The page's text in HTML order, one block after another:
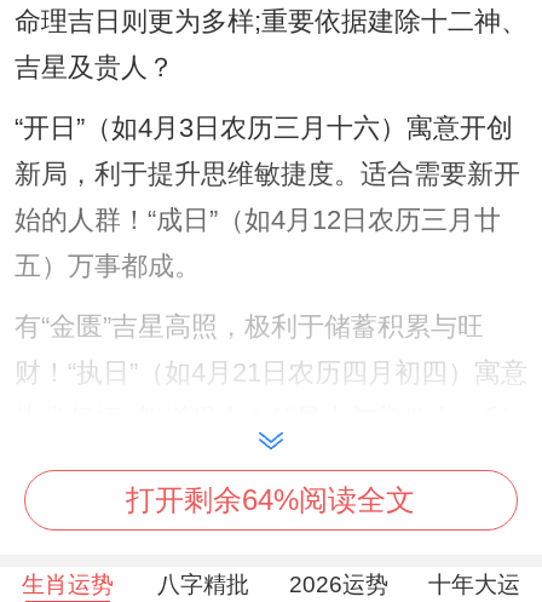
命理吉日则更为多样;重要依据建除十二神、
吉星及贵人？
“开日”（如4月3日农历三月十六）寓意开创
新局，利于提升思维敏捷度。适合需要新开
始的人群！“成日”（如4月12日农历三月廿
五）万事都成。
有“金匮”吉星高照，极利于储蓄积累与旺
财！“执日”（如4月21日农历四月初四）寓意
于职业进步？
生肖吉日则需结合个人生肖属性选择三合、
六盒之日- 若个人生肖与吉日相合，则运势
打开剩余64%阅读全文
生肖运势 八字精批 2026运势 十年大运